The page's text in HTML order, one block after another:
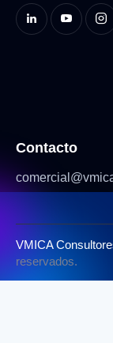
Contacto
VMICA
reservados.